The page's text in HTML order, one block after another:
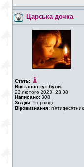
Царська дочка
Стать:
Востаннє тут були:
23 лютого 2023, 23:08
Написано: 308
Звідки: Чернівці
Віровизнання: п'ятидесятник